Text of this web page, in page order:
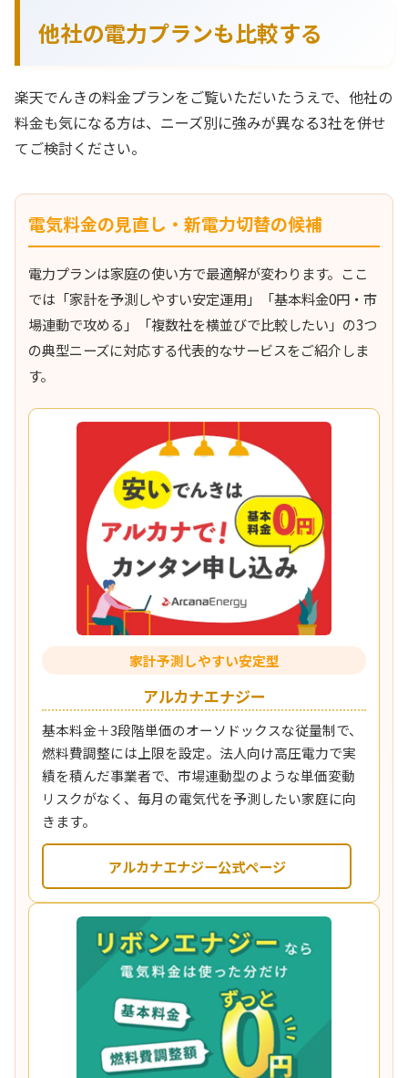
他社の電力プランも比較する
楽天でんきの料金プランをご覧いただいたうえで、他社の
料金も気になる方は、ニーズ別に強みが異なる3社を併せ
てご検討ください。
電気料金の見直し・新電力切替の候補
電力プランは家庭の使い方で最適解が変わります。ここ
では「家計を予測しやすい安定運用」「基本料金0円・市
場連動で攻める」「複数社を横並びで比較したい」の3つ
の典型ニーズに対応する代表的なサービスをご紹介しま
す。
家計予測しやすい安定型
アルカナエナジー
基本料金＋3段階単価のオーソドックスな従量制で、
燃料費調整には上限を設定。法人向け高圧電力で実
績を積んだ事業者で、市場連動型のような単価変動
リスクがなく、毎月の電気代を予測したい家庭に向
きます。
アルカナエナジー公式ページ